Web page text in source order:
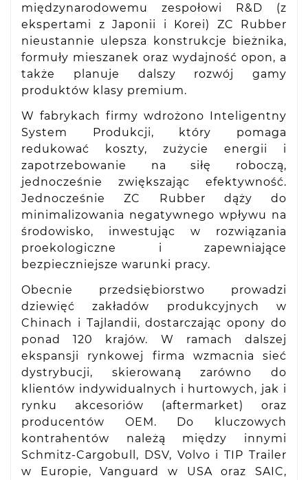
międzynarodowemu zespołowi R&D (z
ekspertami z Japonii i Korei) ZC Rubber
nieustannie ulepsza konstrukcje bieżnika,
formuły mieszanek oraz wydajność opon, a
także planuje dalszy rozwój gamy
produktów klasy premium.
W fabrykach firmy wdrożono Inteligentny
System Produkcji, który pomaga
redukować koszty, zużycie energii i
zapotrzebowanie na siłę roboczą,
jednocześnie zwiększając efektywność.
Jednocześnie ZC Rubber dąży do
minimalizowania negatywnego wpływu na
środowisko, inwestując w rozwiązania
proekologiczne i zapewniające
bezpieczniejsze warunki pracy.
Obecnie przedsiębiorstwo prowadzi
dziewięć zakładów produkcyjnych w
Chinach i Tajlandii, dostarczając opony do
ponad 120 krajów. W ramach dalszej
ekspansji rynkowej firma wzmacnia sieć
dystrybucji, skierowaną zarówno do
klientów indywidualnych i hurtowych, jak i
rynku akcesoriów (aftermarket) oraz
producentów OEM. Do kluczowych
kontrahentów należą między innymi
Schmitz-Cargobull, DSV, Volvo i TIP Trailer
w Europie, Vanguard w USA oraz SAIC,